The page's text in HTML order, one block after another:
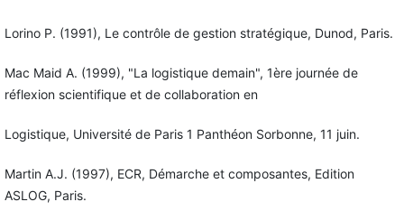
Lorino P. (1991), Le contrôle de gestion stratégique, Dunod, Paris.
Mac Maid A. (1999), "La logistique demain", 1ère journée de
réflexion scientifique et de collaboration en
Logistique, Université de Paris 1 Panthéon Sorbonne, 11 juin.
Martin A.J. (1997), ECR, Démarche et composantes, Edition
ASLOG, Paris.